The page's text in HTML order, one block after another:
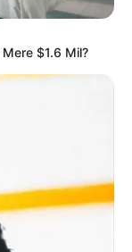
acueducto y
este 6 de
en Ibagué
daños
y confirman
normal de redes
$1.6 Mil?